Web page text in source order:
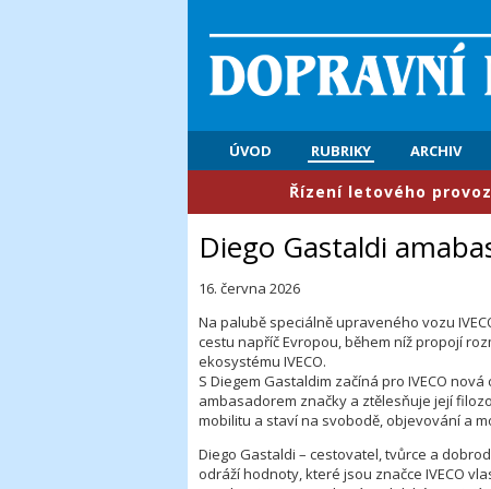
ÚVOD RUBRIKY ARCHIV
​Řízení letového provozu:
Diego Gastaldi
16. června 2026
Na palubě speciálně upraveného vozu
cestu napříč Evropou, během níž propojí
ekosystému IVECO.
S Diegem Gastaldim začíná pro IVECO
ambasadorem značky a ztělesňuje její
mobilitu a staví na svobodě, objevování a
Diego Gastaldi – cestovatel, tvůrce a
odráží hodnoty, které jsou značce IVECO